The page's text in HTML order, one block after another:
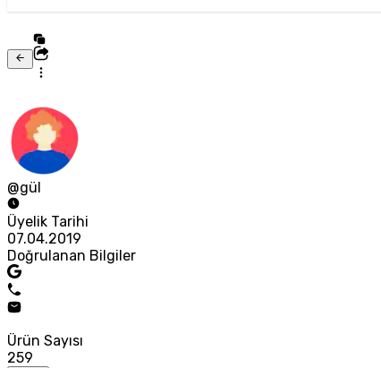
@gül
Üyelik Tarihi
07.04.2019
Doğrulanan Bilgiler
Ürün Sayısı
259